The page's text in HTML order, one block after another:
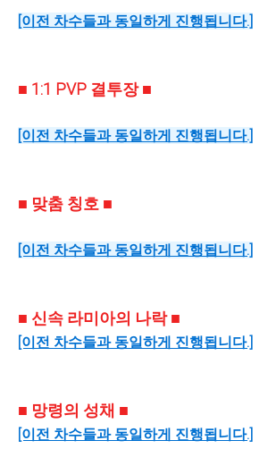
[이전 차수들과 동일하게 진행됩니다.]
■ 1:1 PVP 결투장 ■
[이전 차수들과 동일하게 진행됩니다.]
■ 맞춤 칭호 ■
[이전 차수들과 동일하게 진행됩니다.]
■ 신속 라미아의 나락 ■
[이전 차수들과 동일하게 진행됩니다.]
■ 망령의 성채 ■
[이전 차수들과 동일하게 진행됩니다.]